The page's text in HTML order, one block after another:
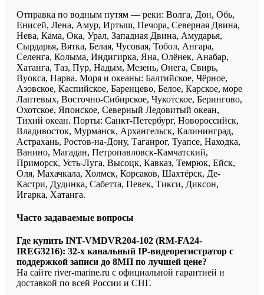
Отправка по водным путям — реки: Волга, Дон, Обь,
Енисей, Лена, Амур, Иртыш, Печора, Северная Двина,
Нева, Кама, Ока, Урал, Западная Двина, Амударья,
Сырдарья, Вятка, Белая, Чусовая, Тобол, Ангара,
Селенга, Колыма, Индигирка, Яна, Олёнек, Анабар,
Хатанга, Таз, Пур, Надым, Мезень, Онега, Свирь,
Вуокса, Нарва. Моря и океаны: Балтийское, Чёрное,
Азовское, Каспийское, Баренцево, Белое, Карское, море
Лаптевых, Восточно-Сибирское, Чукотское, Берингово,
Охотское, Японское, Северный Ледовитый океан,
Тихий океан. Порты: Санкт-Петербург, Новороссийск,
Владивосток, Мурманск, Архангельск, Калининград,
Астрахань, Ростов-на-Дону, Таганрог, Туапсе, Находка,
Ванино, Магадан, Петропавловск-Камчатский,
Приморск, Усть-Луга, Высоцк, Кавказ, Темрюк, Ейск,
Оля, Махачкала, Холмск, Корсаков, Шахтёрск, Де-
Кастри, Дудинка, Сабетта, Певек, Тикси, Диксон,
Игарка, Хатанга.
Часто задаваемые вопросы
Где купить INT-VMDVR204-102 (RM-FA24-
IREG3216): 32-х канальный IP-видеорегистратор с
поддержкой записи до 8МП по лучшей цене?
На сайте river-marine.ru с официальной гарантией и
доставкой по всей России и СНГ.